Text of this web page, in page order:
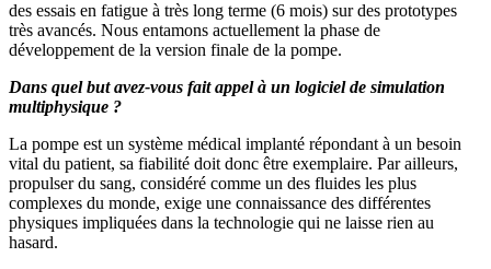
des essais en fatigue à très long terme (6 mois) sur des prototypes
très avancés. Nous entamons actuellement la phase de
développement de la version finale de la pompe.
Dans quel but avez-vous fait appel à un logiciel de simulation
multiphysique ?
La pompe est un système médical implanté répondant à un besoin
vital du patient, sa fiabilité doit donc être exemplaire. Par ailleurs,
propulser du sang, considéré comme un des fluides les plus
complexes du monde, exige une connaissance des différentes
physiques impliquées dans la technologie qui ne laisse rien au
hasard.